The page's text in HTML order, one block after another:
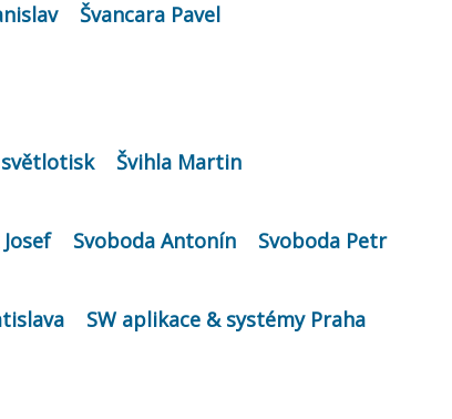
Švancara Pavel
světlotisk Švihla Martin
Svoboda Antonín Svoboda Petr
SW aplikace & systémy Praha